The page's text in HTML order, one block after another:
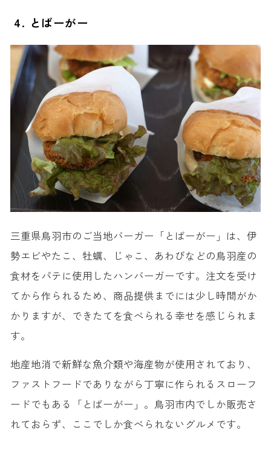
4. とばーがー
三重県鳥羽市のご当地バーガー「とばーがー」は、伊
勢エビやたこ、牡蠣、じゃこ、あわびなどの鳥羽産の
食材をパテに使用したハンバーガーです。注文を受け
てから作られるため、商品提供までには少し時間がか
かりますが、できたてを食べられる幸せを感じられま
す。
地産地消で新鮮な魚介類や海産物が使用されており、
ファストフードでありながら丁寧に作られるスローフ
ードでもある「とばーがー」。鳥羽市内でしか販売さ
れておらず、ここでしか食べられないグルメです。